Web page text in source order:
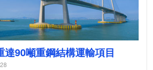
達90噸重鋼結構運輸項目